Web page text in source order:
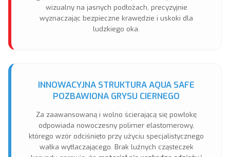
wizualny na jasnych podłożach, precyzyjnie
wyznaczając bezpieczne krawędzie i uskoki dla
ludzkiego oka.
INNOWACYJNA STRUKTURA AQUA SAFE
POZBAWIONA GRYSU CIERNEGO
Za zaawansowaną i wolno ścierającą się powłokę
odpowiada nowoczesny polimer elastomerowy,
którego wzór odciśnięto przy użyciu specjalistycznego
wałka wytłaczającego. Brak luźnych cząsteczek